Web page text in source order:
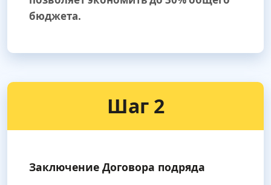
бюджета.
Шаг 2
Заключение Договора подряда